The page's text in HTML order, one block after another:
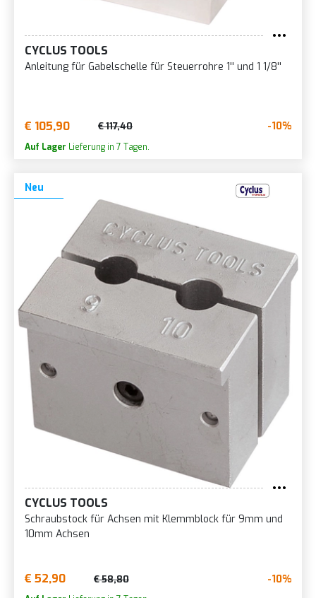
CYCLUS TOOLS
Anleitung für Gabelschelle für Steuerrohre 1'' und 1 1/8''
€ 105,90 € 117,40 -10%
Auf Lager Lieferung in 7 Tagen.
Neu
CYCLUS TOOLS
Schraubstock für Achsen mit Klemmblock für 9mm und
10mm Achsen
€ 52,90 € 58,80 -10%